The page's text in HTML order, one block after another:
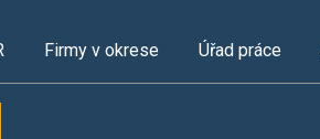
Firmy v okrese Úřad práce